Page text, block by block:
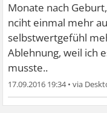
Monate nach
nciht einmal mehr
selbstwertgefühl
Ablehnung, weil ich
musste..
17.09.2016 19:34•